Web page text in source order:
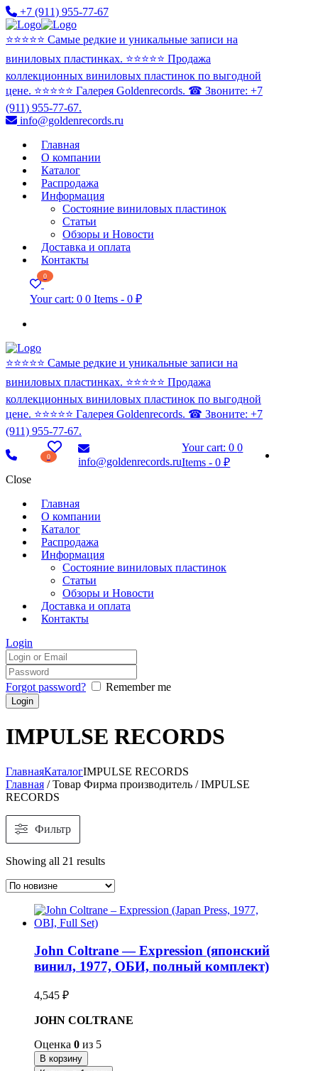
+7 (911) 955-77-67
⭐️⭐️⭐️⭐️⭐️ Самые редкие и уникальные записи на
виниловых пластинках. ⭐️⭐️⭐️⭐️⭐️ Продажа
коллекционных виниловых пластинок по выгодной
цене. ⭐️⭐️⭐️⭐️⭐️ Галерея Goldenrecords. ☎ Звоните: +7
(911) 955-77-67.
info@goldenrecords.ru
Главная
О компании
Каталог
Распродажа
Информация
Состояние виниловых пластинок
Статьи
Обзоры и Новости
Доставка и оплата
Контакты
0
Your cart: 0 0 Items - 0 ₽
⭐️⭐️⭐️⭐️⭐️ Самые редкие и уникальные записи на
виниловых пластинках. ⭐️⭐️⭐️⭐️⭐️ Продажа
коллекционных виниловых пластинок по выгодной
цене. ⭐️⭐️⭐️⭐️⭐️ Галерея Goldenrecords. ☎ Звоните: +7
(911) 955-77-67.
0 info@goldenrecords.ru
Your cart: 00
Items -0 ₽
Close
Главная
О компании
Каталог
Распродажа
Информация
Состояние виниловых пластинок
Статьи
Обзоры и Новости
Доставка и оплата
Контакты
Login
Forgot password? Remember me
IMPULSE RECORDS
ГлавнаяКаталогIMPULSE RECORDS
Главная / Товар Фирма производитель / IMPULSE
RECORDS
Фильтр
Showing all 21 results
John Coltrane — Expression (японский
винил, 1977, ОБИ, полный комплект)
4,545 ₽
JOHN COLTRANE
Оценка 0 из 5
В корзину